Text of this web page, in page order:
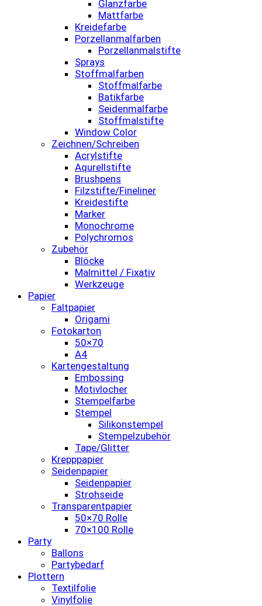
Glanzfarbe
Mattfarbe
Kreidefarbe
Porzellanmalfarben
Porzellanmalstifte
Sprays
Stoffmalfarben
Stoffmalfarbe
Batikfarbe
Seidenmalfarbe
Stoffmalstifte
Window Color
Zeichnen/Schreiben
Acrylstifte
Aqurellstifte
Brushpens
Filzstifte/Fineliner
Kreidestifte
Marker
Monochrome
Polychromos
Zubehör
Blöcke
Malmittel / Fixativ
Werkzeuge
Papier
Faltpapier
Origami
Fotokarton
50×70
A4
Kartengestaltung
Embossing
Motivlocher
Stempelfarbe
Stempel
Silikonstempel
Stempelzubehör
Tape/Glitter
Krepppapier
Seidenpapier
Seidenpapier
Strohseide
Transparentpapier
50×70 Rolle
70×100 Rolle
Party
Ballons
Partybedarf
Plottern
Textilfolie
Vinylfolie